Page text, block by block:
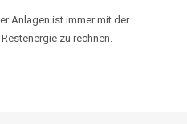
Anlagen ist immer mit der
zu rechnen.